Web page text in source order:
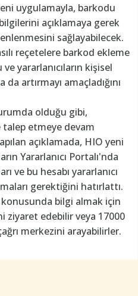
uygulamayla, barkodu
açıklamaya gerek
sağlayabilecek.
reçetelere barkod ekleme
yararlanıcıların kişisel
artırmayı amaçladığını
olduğu gibi,
talep etmeye devam
açıklamada, HIO yeni
Yararlanıcı Portalı'nda
ve bu hesabı yararlanıcı
gerektiğini hatırlattı.
bilgi almak için
ziyaret edebilir veya 17000
merkezini arayabilirler.